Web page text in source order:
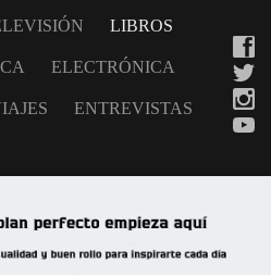
LIBROS
ELECTRÓNICA
ENTREVISTAS